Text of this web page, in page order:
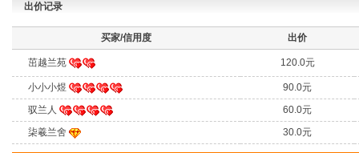
出价记录
买家/信用度 出价
茁越兰苑 120.0元
小小小煜
90.0元
驭兰人
60.0元
柒羲兰舍
30.0元